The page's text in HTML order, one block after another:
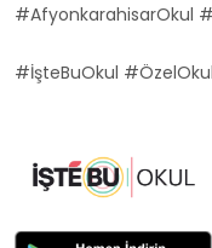
#AfyonkarahisarOkul
#İşteBuOkul